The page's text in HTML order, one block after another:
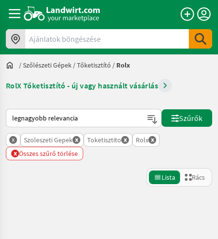
Ajánlatok böngészése
/Szőlészeti Gépek /Tőketisztító / Rolx
RolX Tőketisztító - új vagy használt vásárlás
Így van sorba rendezve a Landwirt.com-on
Szűrők
x Szoleszeti Gepek x Toketisztito x Rolx x
x Összes szűrő törlése
Lista Rács